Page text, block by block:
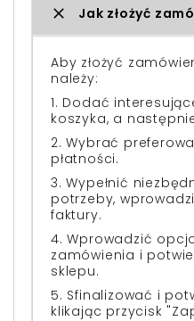
Jak złożyć
Aby złożyć
należy:
1. Dodać
koszyka, a
2. Wybrać
płatności.
3. Wypełnić
potrzeby,
faktury.
4. Wprowadzić
zamówienia i
sklepu.
5. Sfinalizować i
klikając przycisk